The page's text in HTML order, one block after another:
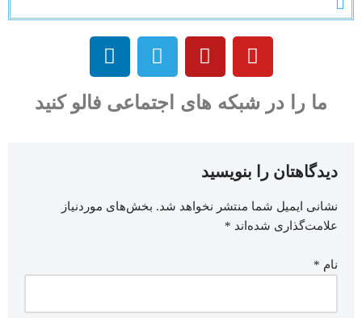
ما را در شبکه های اجتماعی فالو کنید
دیدگاهتان را بنویسید
نشانی ایمیل شما منتشر نخواهد شد. بخش‌های موردنیاز
علامت‌گذاری شده‌اند *
نام *